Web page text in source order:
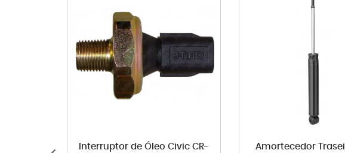
Interruptor de Óleo Civic CR- Amortecedor